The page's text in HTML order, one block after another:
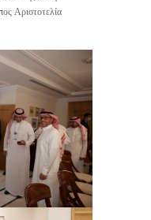
Αριστοτελία